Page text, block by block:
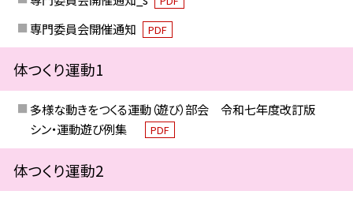
専門委員会開催通知 PDF
体つくり運動1
多様な動きをつくる運動（遊び）部会 令和七年度改訂版
シン・運動遊び例集
PDF
体つくり運動2